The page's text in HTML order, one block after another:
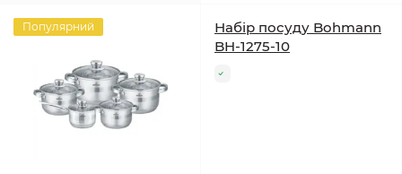
Популярний
Набір посуду Bohmann
BH-1275-10